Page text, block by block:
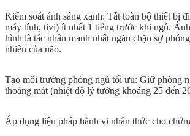
Kiểm soát ánh sáng xanh: Tắt toàn bộ thiết bị
máy tính, tivi) ít nhất 1 tiếng trước khi ngủ.
hình là tác nhân mạnh nhất ngăn chặn sự
nhiên của não.
Tạo môi trường phòng ngủ tối ưu: Giữ phòng
thoáng mát (nhiệt độ lý tưởng khoảng 25 đến
Áp dụng liệu pháp hành vi nhận thức cho